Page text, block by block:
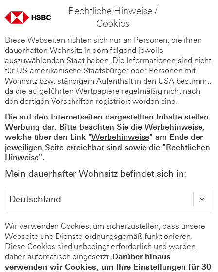
Rechtliche Hinweise /
Cookies
Diese Webseiten richten sich nur an Personen, die ihren
dauerhaften Wohnsitz in dem folgend jeweils
auszuwählenden Staat haben. Die Informationen sind nicht
für US-amerikanische Staatsbürger oder Personen mit
Wohnsitz bzw. ständigem Aufenthalt in den USA bestimmt,
da die aufgeführten Wertpapiere regelmäßig nicht nach
den dortigen Vorschriften registriert worden sind.
Die auf den Internetseiten dargestellten Inhalte stellen
Werbung dar. Bitte beachten Sie die Werbehinweise,
welche über den Link "Werbehinweise" am Ende der
jeweiligen Seite erreichbar sind sowie die "Rechtlichen
Hinweise".
Mein dauerhafter Wohnsitz befindet sich in:
Wir verwenden Cookies, um sicherzustellen, dass unsere
Webseite und Dienste ordnungsgemäß funktionieren.
Diese Cookies sind unbedingt erforderlich und werden
daher automatisch eingesetzt. Darüber hinaus
verwenden wir Cookies, um Ihre Einstellungen für 30